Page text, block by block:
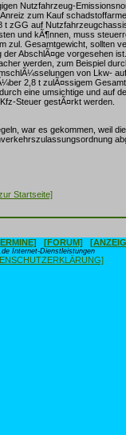
Nutzfahrzeug-
zum Kauf
zGG auf
und kÃ¶nnen, muss
zul. Gesamtgewicht, sollten
AbschlÃ¤ge vorgesehen ist.
werden, zum Beispiel
von Lkw-
2,8 t zulÃ¤ssigem
eine umsichtige und auf
Steuer gestÃ¤rkt werden.
war es gekommen, weil
Startseite]
[FORUM]
Internet-Dienstleistungen